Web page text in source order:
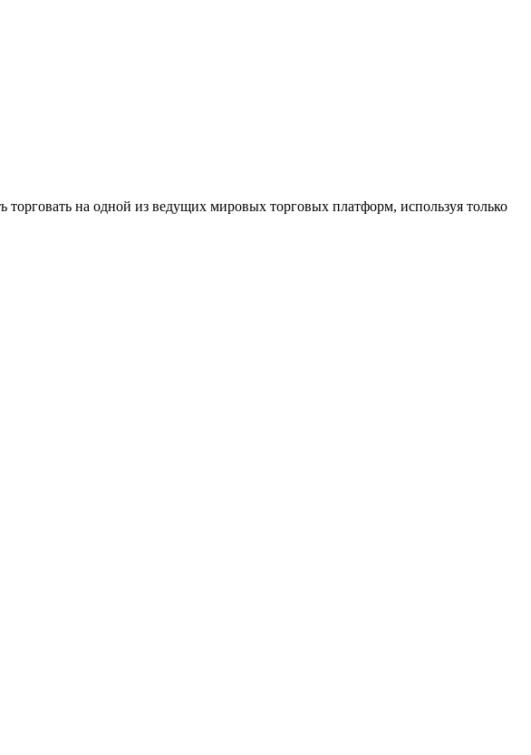
на одной из ведущих мировых торговых платформ, используя только